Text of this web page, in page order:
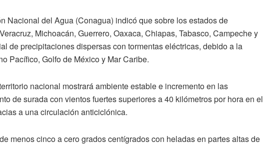
Nacional del Agua (Conagua) indicó que sobre los estados de
Michoacán, Guerrero, Oaxaca, Chiapas, Tabasco, Campeche y
de precipitaciones dispersas con tormentas eléctricas, debido a la
Pacífico, Golfo de México y Mar Caribe.
nacional mostrará ambiente estable e incremento en las
de surada con vientos fuertes superiores a 40 kilómetros por hora en el
a una circulación anticiclónica.
menos cinco a cero grados centígrados con heladas en partes altas de